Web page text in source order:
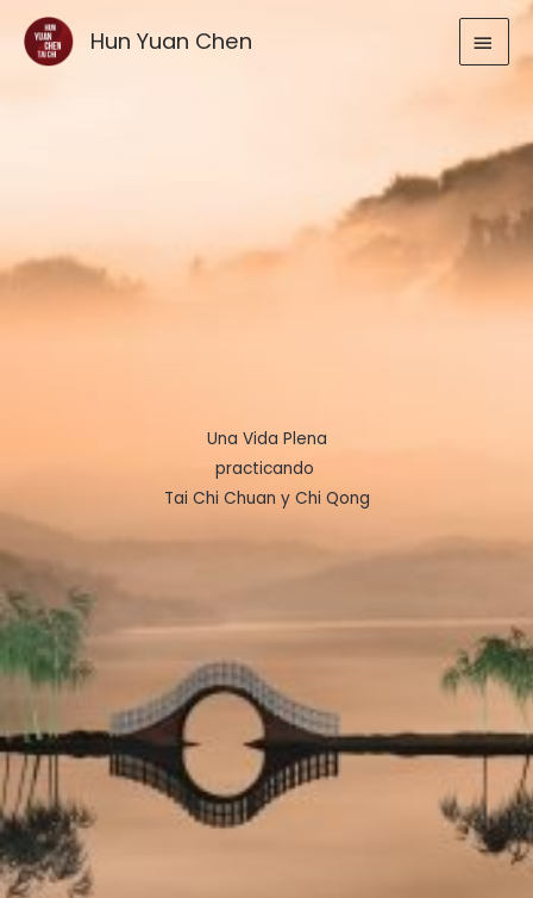
contenido
Hun Yuan Chen
Una Vida Plena
practicando
Tai Chi Chuan y Chi Qong